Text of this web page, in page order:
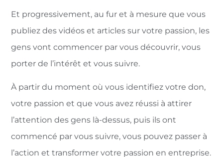
Et progressivement, au fur et à mesure que vous
publiez des vidéos et articles sur votre passion, les
gens vont commencer par vous découvrir, vous
porter de l’intérêt et vous suivre.
À partir du moment où vous identifiez votre don,
votre passion et que vous avez réussi à attirer
l’attention des gens là-dessus, puis ils ont
commencé par vous suivre, vous pouvez passer à
l’action et transformer votre passion en entreprise.